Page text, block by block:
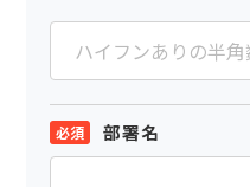
部署名